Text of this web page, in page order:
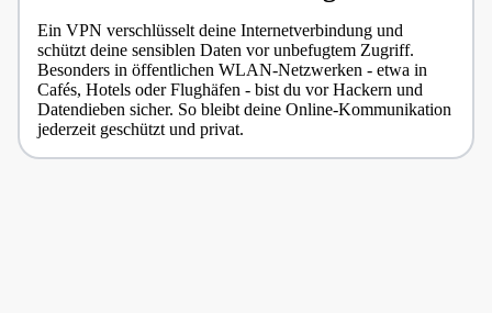
Ein VPN verschlüsselt deine Internetverbindung und
schützt deine sensiblen Daten vor unbefugtem Zugriff.
Besonders in öffentlichen WLAN-Netzwerken - etwa in
Cafés, Hotels oder Flughäfen - bist du vor Hackern und
Datendieben sicher. So bleibt deine Online-Kommunikation
jederzeit geschützt und privat.